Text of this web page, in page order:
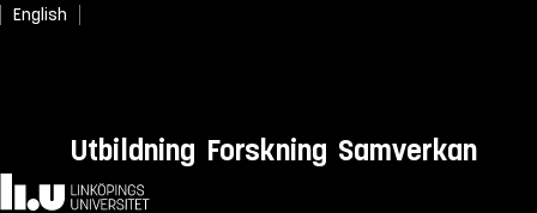
English
Utbildning Forskning Samverkan
Hem